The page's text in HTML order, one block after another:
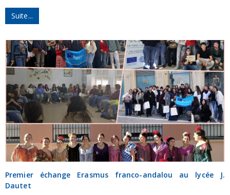
Suite...
Premier échange Erasmus franco-andalou au lycée J.
Dautet